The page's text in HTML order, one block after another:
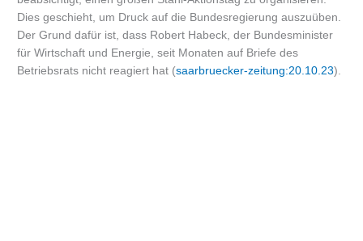
Dies geschieht, um Druck auf die Bundesregierung auszuüben.
Der Grund dafür ist, dass Robert Habeck, der Bundesminister
für Wirtschaft und Energie, seit Monaten auf Briefe des
Betriebsrats nicht reagiert hat (saarbruecker-zeitung:20.10.23).